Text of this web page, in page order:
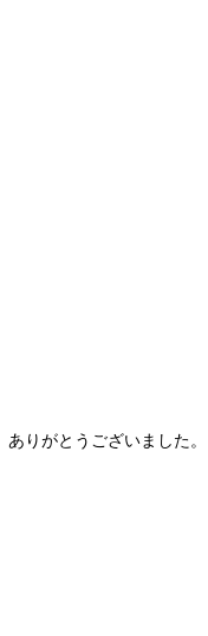
りがとうございました。